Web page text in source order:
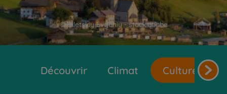
© Biletskiy Evgeniy - stock.adobe
Découvrir Climat Cultures et